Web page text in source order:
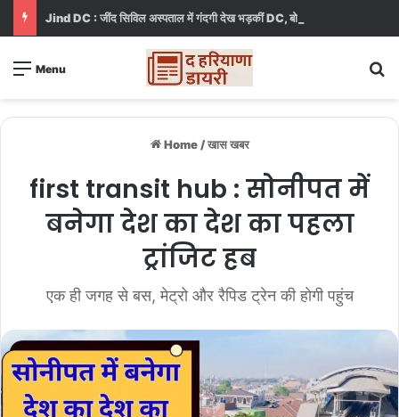
Menu
Home / खास खबर
first transit hub : सोनीपत में
बनेगा देश का देश का पहला
ट्रांजिट हब
एक ही जगह से बस, मेट्रो और रैपिड ट्रेन की होगी पहुंच